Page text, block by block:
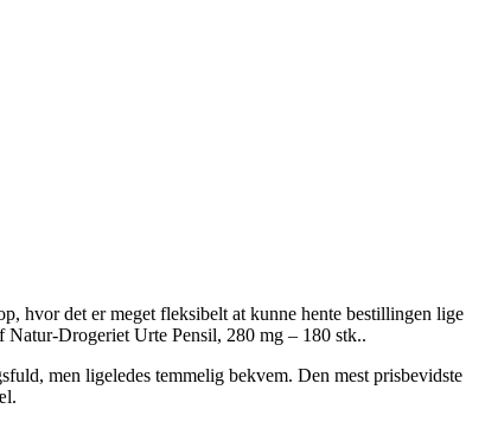
hvor det er meget fleksibelt at kunne hente bestillingen lige
Natur-Drogeriet Urte Pensil, 280 mg – 180 stk..
men ligeledes temmelig bekvem. Den mest prisbevidste